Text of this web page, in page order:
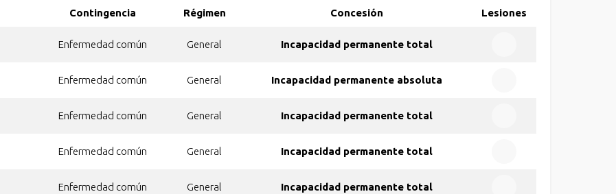
Contingencia Régimen Concesión Lesiones
Enfermedad común General Incapacidad permanente total
Enfermedad común General Incapacidad permanente absoluta
Enfermedad común General Incapacidad permanente total
Enfermedad común General Incapacidad permanente total
Enfermedad común General Incapacidad permanente total